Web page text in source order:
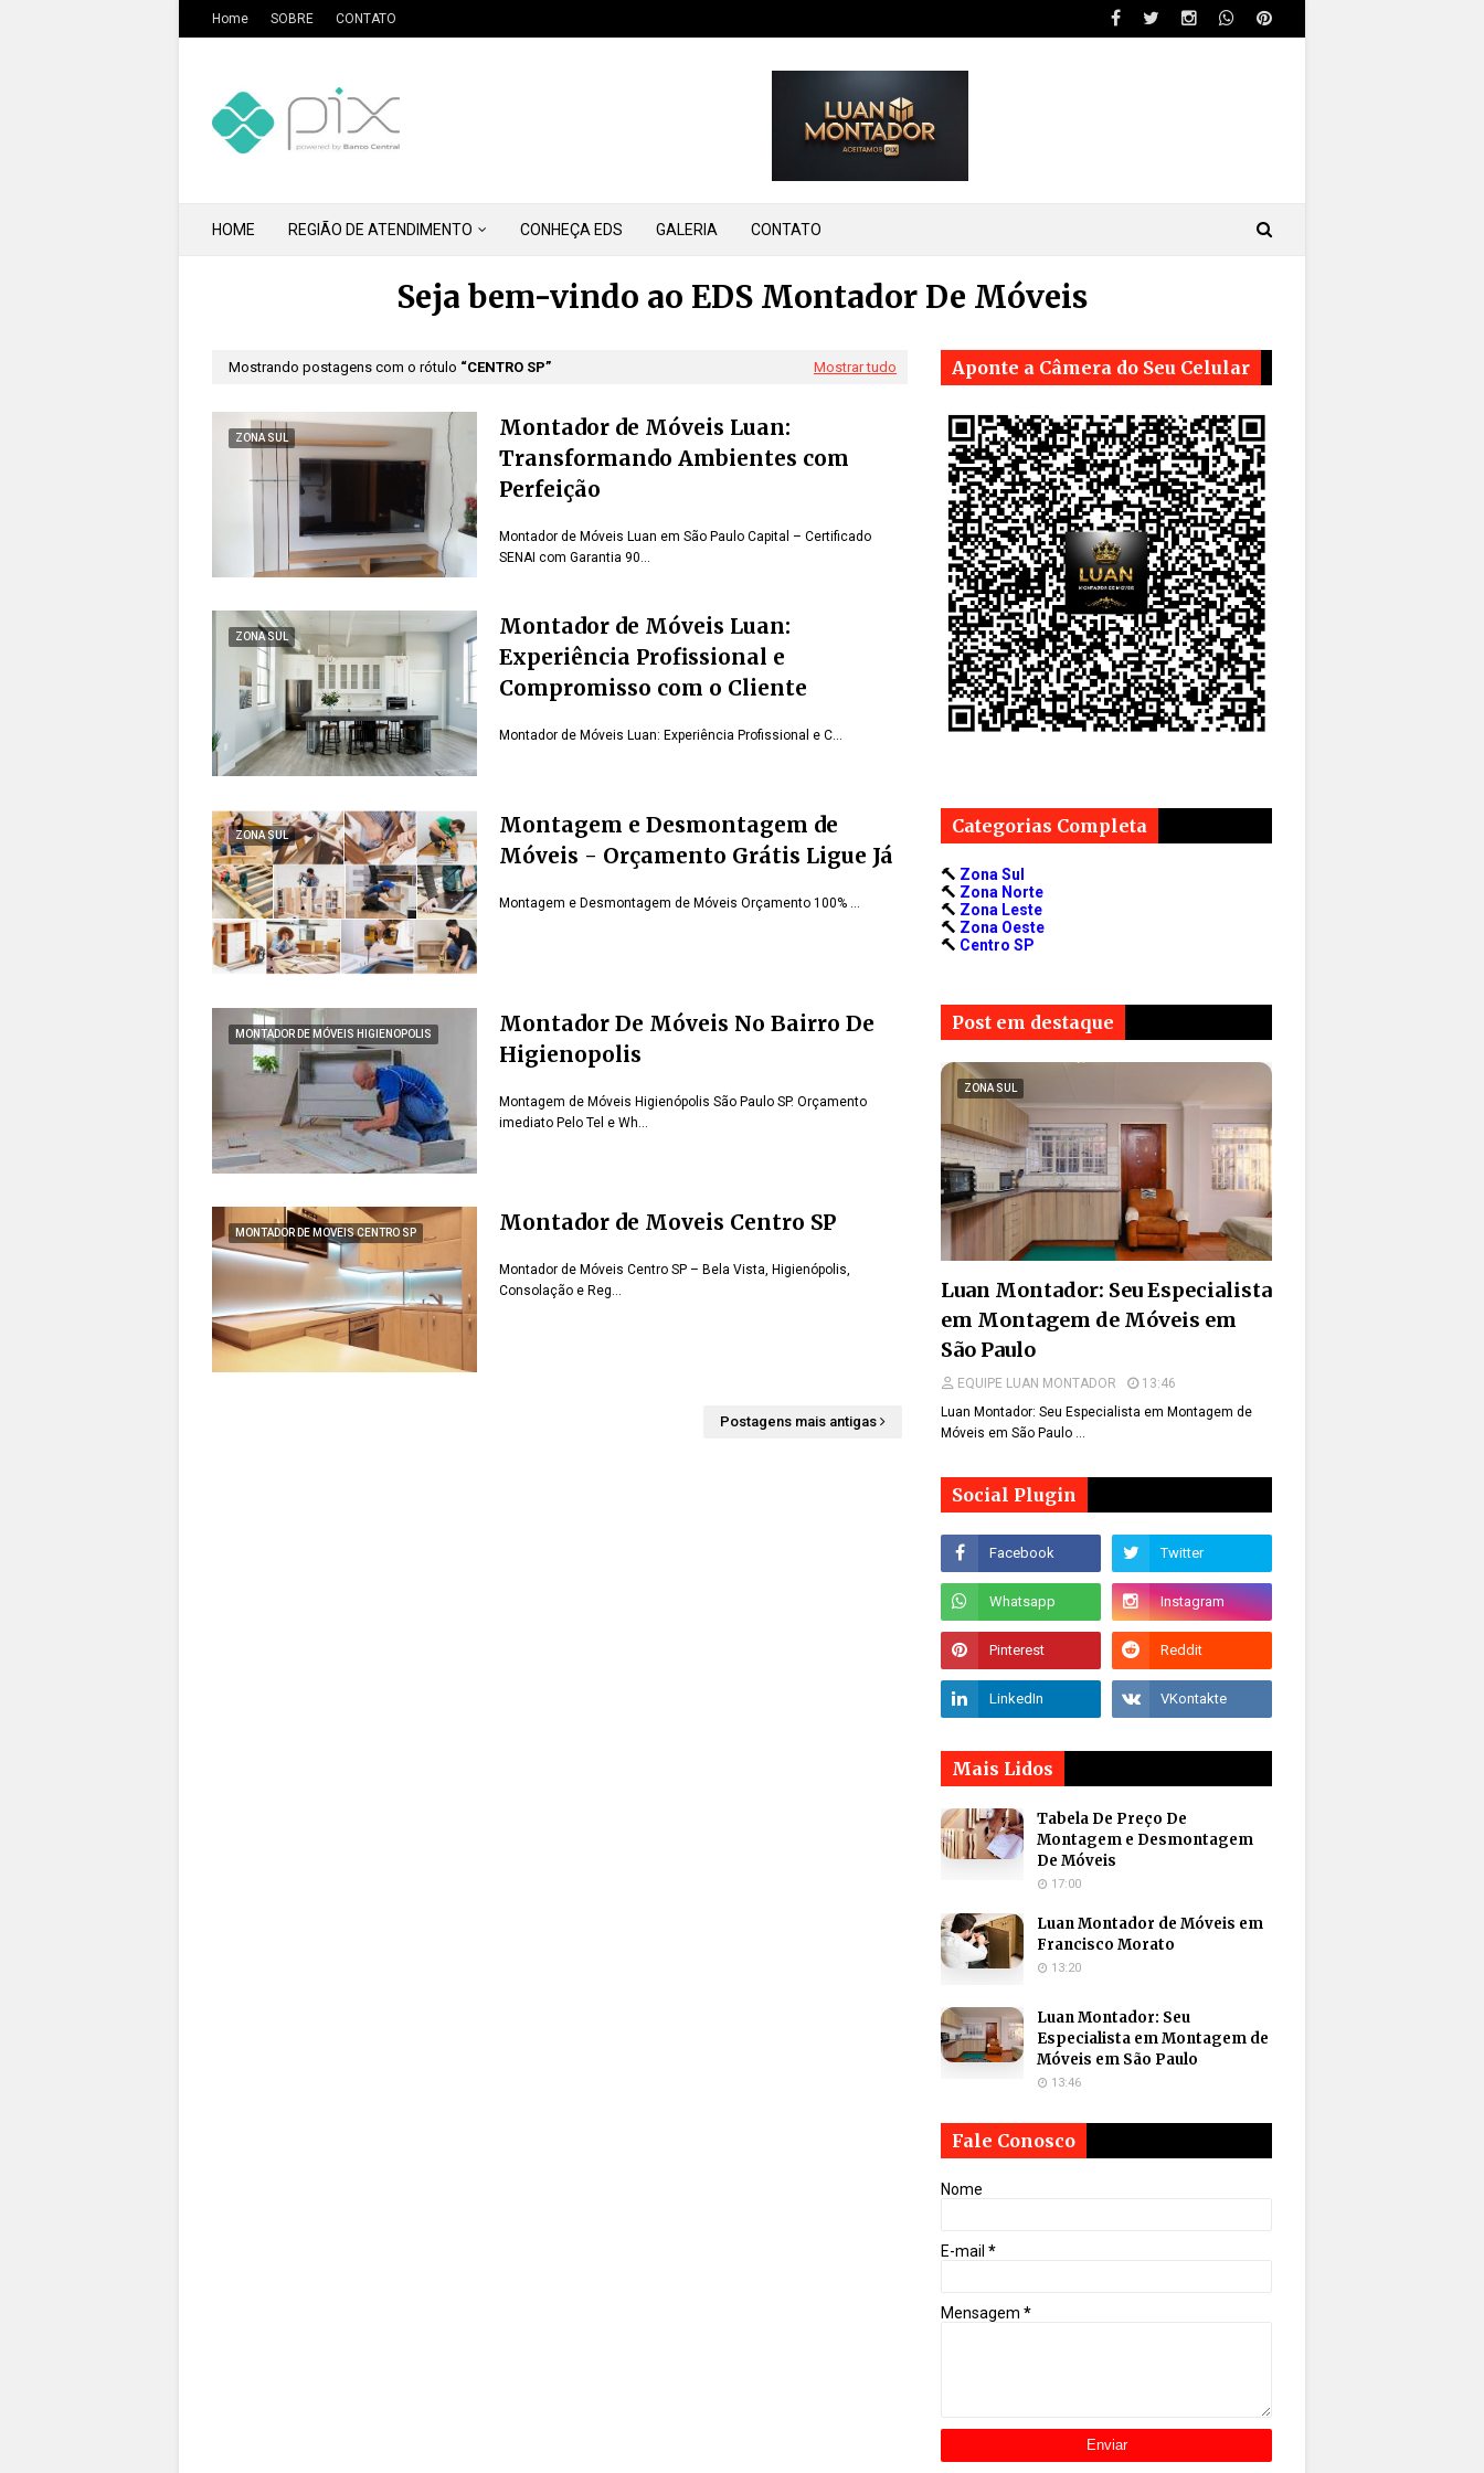
Home SOBRE CONTATO
HOME REGIÃO DE ATENDIMENTO CONHEÇA EDS GALERIA CONTATO
Seja bem-vindo ao EDS Montador De Móveis
Mostrando postagens com o rótulo CENTRO SP Mostrar tudo
ZONA SUL
Montador de Móveis Luan:
Transformando Ambientes com
Perfeição
Montador de Móveis Luan em São Paulo Capital – Certificado
SENAI com Garantia 90…
ZONA SUL
Montador de Móveis Luan:
Experiência Profissional e
Compromisso com o Cliente
Montador de Móveis Luan: Experiência Profissional e C…
ZONA SUL
Montagem e Desmontagem de
Móveis - Orçamento Grátis Ligue Já
Montagem e Desmontagem de Móveis Orçamento 100% …
MONTADOR DE MÓVEIS HIGIENOPOLIS
Montador De Móveis No Bairro De
Higienopolis
Montagem de Móveis Higienópolis São Paulo SP. Orçamento
imediato Pelo Tel e Wh…
MONTADOR DE MOVEIS CENTRO SP Montador de Moveis Centro SP
Montador de Móveis Centro SP – Bela Vista, Higienópolis,
Consolação e Reg…
Postagens mais antigas
Aponte a Câmera do Seu Celular
Categorias Completa
🔨 Zona Sul
🔨 Zona Norte
🔨 Zona Leste
🔨 Zona Oeste
🔨 Centro SP
Post em destaque
ZONA SUL
Luan Montador: Seu Especialista
em Montagem de Móveis em
São Paulo
EQUIPE LUAN MONTADOR
13:46
Luan Montador: Seu Especialista em Montagem de
Móveis em São Paulo …
Social Plugin
Mais Lidos
Tabela De Preço De
Montagem e Desmontagem
De Móveis
17:00
Luan Montador de Móveis em
Francisco Morato
13:20
Luan Montador: Seu
Especialista em Montagem de
Móveis em São Paulo
13:46
Fale Conosco
Nome
E-mail *
Mensagem *